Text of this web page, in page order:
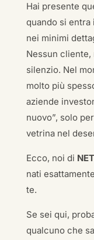
Hai presente
quando si
nei minimi
Nessun cliente,
silenzio. Nel
molto più
aziende
nuovo”, solo
vetrina nel
Ecco, noi di
nati
te.
Se sei qui,
qualcuno che